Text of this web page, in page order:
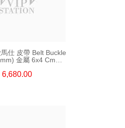
仕 皮帶 Belt Buckle
金屬 6x4 Cm
6,680.00